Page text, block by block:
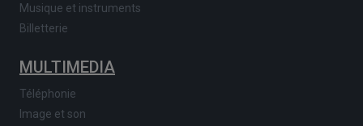
Musique et instruments
Billetterie
MULTIMEDIA
Téléphonie
Image et son